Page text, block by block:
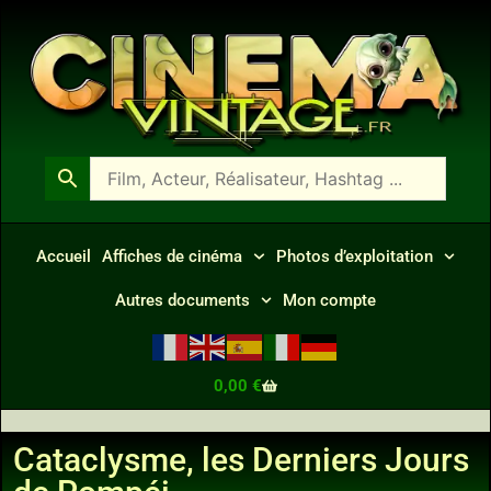
Accueil Affiches de cinéma Photos d’exploitation
Autres documents Mon compte
0,00 €
Cataclysme, les Derniers Jours